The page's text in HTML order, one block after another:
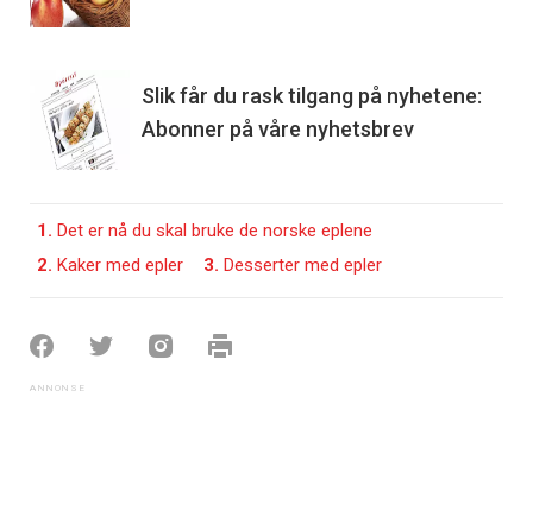
Slik får du rask tilgang på nyhetene:
Abonner på våre nyhetsbrev
1. Det er nå du skal bruke de norske eplene
2. Kaker med epler 3. Desserter med epler